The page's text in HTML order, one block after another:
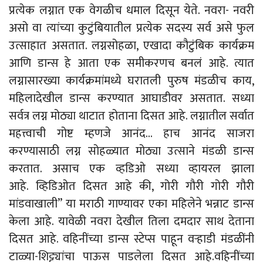
प्रत्येक लग्नात एक वेगळीच धमाल दिसून येते. नवरा- नवरी
असो वा त्यांच्या कुटुंबियातील प्रत्येक सदस्य सर्व असे फुल
उत्साहात असतात. लग्नसोहळा, एखादा कौटुंबिक कार्यक्रम
आणि डान्स हे आता एक समीकरणच बनलं आहे. त्यात
लग्नासारख्या कार्यक्रमांमध्ये घरातली पुरुष मंडळीच काय,
महिलादेखील डान्स करण्यात आघाडीवर असतात. सध्या
सर्वत्र लग्न मोठ्या थाटात होताना दिसत आहे. लग्नातील सर्वात
महत्त्वाची गोष्ट म्हणजे आनंद… हाच आनंद साजरा
करण्यासाठी लग्न सोहळ्यात मोठ्या उत्साने मंडळी डान्स
करतात. असाच एक व्हडिओ सध्या व्हायरल झाला
आहे. व्हिडिओत दिसत आहे की, गोरी गौरी गोरी गौरी
मांडवाखाली” या मराठी गाण्यावर एका महिलेने भन्नाट डान्स
केला आहे. यावेळी नवरा देखील तिला दमदार साथ देताना
दिसत आहे. वहिनींच्या डान्स स्टेप्स पाहून वऱ्हाडी मंडळींनी
टाळ्या-शिट्ट्यांचा पाऊस पाडलेला दिसत आहे.वहिनींच्या